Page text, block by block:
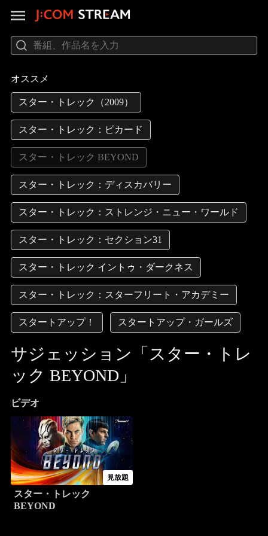
オススメ
スター・トレック（2009）
スター・トレック：ピカード
スター・トレック BEYOND
スター・トレック：ディスカバリー
スター・トレック：ストレンジ・ニュー・ワールド
スター・トレック：セクション31
スター・トレック イントゥ・ダークネス
スター・トレック：スターフリート・アカデミー
スタートアップ！ スタートアップ・ガールズ
サジェッション「スター・トレ
ック BEYOND」
ビデオ
見放題
スター・トレック
BEYOND